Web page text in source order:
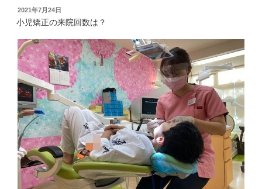
o
k
で
共
す
る
に
は
ク
リ
ッ
ク
し
て
く
だ
さ
い
(
新
し
い
ウ
ィ
ン
n
t
r
e
s
t
で
共
有
(
新
し
い
ウ
ィ
ン
ド
ウ
で
開
き
ま
す
i
t
e
r
で
共
有
新
し
い
ウ
ィ
ン
ド
ウ
で
開
き
ま
す
)
投
稿
2021年7月24日
小児矯正の来院回数は？